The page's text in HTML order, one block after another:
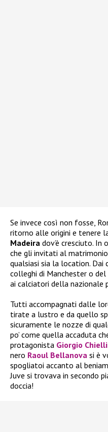
Se invece così non fosse,
ritorno alle origini e tenere
Madeira dov’è cresciuto. In
che gli invitati al
qualsiasi sia la location. Dai
colleghi di Manchester o
ai calciatori della nazionale
Tutti accompagnati dalle
tirate a lustro e da quello
sicuramente le nozze di
po’ come quella accaduta
protagonista Giorgio
nero Raoul Bellanova si è
spogliatoi accanto al
Juve si trovava in secondo
doccia!